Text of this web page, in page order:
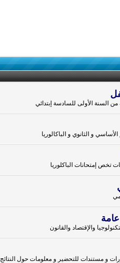
السنة الأولى للسادسة إبتدائي
و الثانوي و الباكالوريا
إمتحانات الباكلوريا
عامة
والإقتصاد والقانون
و مستندات للتحضير و معلومات حول النتائج